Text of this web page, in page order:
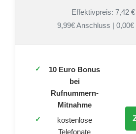
Effektivpreis: 7,42
9,99€ Anschluss | 0,00€
10 Euro Bonus
bei
Rufnummern-
Mitnahme
kostenlose
Telefonate